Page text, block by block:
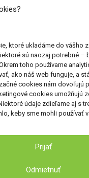
ktoré ukladáme do vášho
sú naozaj potrebné –
toho používame
ako náš web funguje, a
cookies nám dovoľujú
cookies umožňujú
údaje zdieľame aj s
keby sme mohli používať
Prijať
Odmietnuť
osobných údajov
o.z.